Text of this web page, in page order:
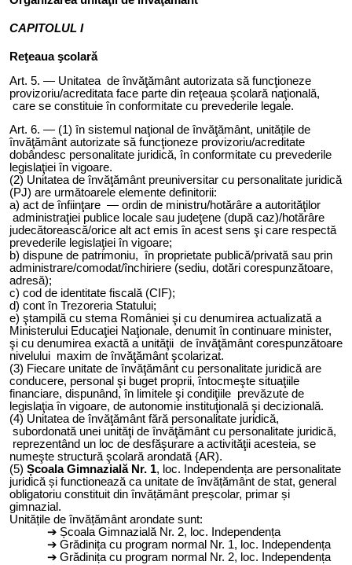
CAPITOLUL I
Reţeaua şcolară
Art. 5. — Unitatea de învăţământ autorizata să funcţioneze
provizoriu/acreditata face parte din reţeaua şcolară naţională,
care se constituie în conformitate cu prevederile legale.
Art. 6. — (1) în sistemul naţional de învăţământ, unitățile de
învăţământ autorizate să funcţioneze provizoriu/acreditate
dobândesc personalitate juridică, în conformitate cu prevederile
legislaţiei în vigoare.
(2) Unitatea de învăţământ preuniversitar cu personalitate juridică
(PJ) are următoarele elemente definitorii:
a) act de înfiinţare — ordin de ministru/hotărâre a autorităţilor
administraţiei publice locale sau judeţene (după caz)/hotărâre
judecătorească/orice alt act emis în acest sens şi care respectă
prevederile legislaţiei în vigoare;
b) dispune de patrimoniu, în proprietate publică/privată sau prin
administrare/comodat/închiriere (sediu, dotări corespunzătoare,
adresă);
c) cod de identitate fiscală (CIF);
d) cont în Trezoreria Statului;
e) ştampilă cu stema României şi cu denumirea actualizată a
Ministerului Educaţiei Naţionale, denumit în continuare minister,
şi cu denumirea exactă a unităţii de învăţământ corespunzătoare
nivelului maxim de învăţământ şcolarizat.
(3) Fiecare unitate de învăţământ cu personalitate juridică are
conducere, personal şi buget proprii, întocmeşte situaţiile
financiare, dispunând, în limitele şi condiţiile prevăzute de
legislaţia în vigoare, de autonomie instituţională şi decizională.
(4) Unitatea de învăţământ fără personalitate juridică,
subordonată unei unităţi de învăţământ cu personalitate juridică,
reprezentând un loc de desfăşurare a activităţii acesteia, se
numeşte structură şcolară arondată {AR).
(5) Școala Gimnazială Nr. 1, loc. Independența are personalitate
juridică și functionează ca unitate de învățământ de stat, general
obligatoriu constituit din învățământ preșcolar, primar și
gimnazial.
Unitățile de învățământ arondate sunt:
Școala Gimnazială Nr. 2, loc. Independența
Grădinița cu program normal Nr. 1, loc. Independența
Grădinița cu program normal Nr. 2, loc. Independența